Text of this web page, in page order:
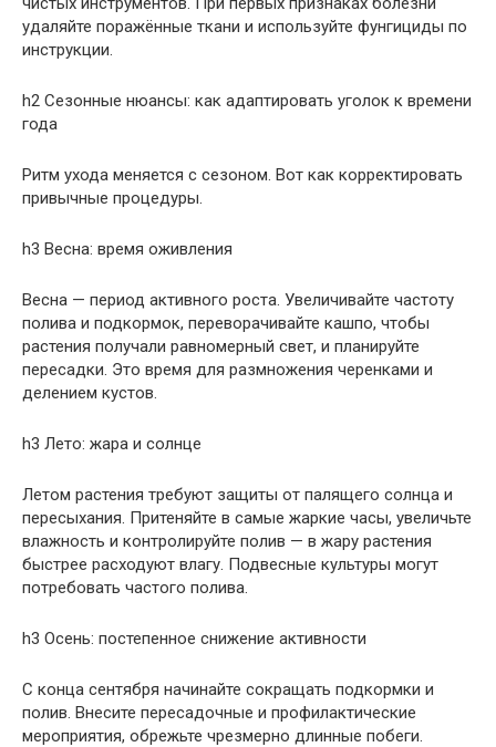
удаляйте поражённые ткани и используйте фунгициды по
инструкции.
h2 Сезонные нюансы: как адаптировать уголок к времени
года
Ритм ухода меняется с сезоном. Вот как корректировать
привычные процедуры.
h3 Весна: время оживления
Весна — период активного роста. Увеличивайте частоту
полива и подкормок, переворачивайте кашпо, чтобы
растения получали равномерный свет, и планируйте
пересадки. Это время для размножения черенками и
делением кустов.
h3 Лето: жара и солнце
Летом растения требуют защиты от палящего солнца и
пересыхания. Притеняйте в самые жаркие часы, увеличьте
влажность и контролируйте полив — в жару растения
быстрее расходуют влагу. Подвесные культуры могут
потребовать частого полива.
h3 Осень: постепенное снижение активности
С конца сентября начинайте сокращать подкормки и
полив. Внесите пересадочные и профилактические
мероприятия, обрежьте чрезмерно длинные побеги.